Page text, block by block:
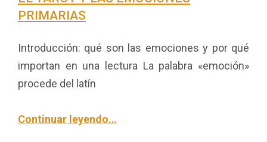
PRIMARIAS
Introducción: qué son las emociones y por qué
importan en una lectura La palabra «emoción»
procede del latín
Continuar leyendo…